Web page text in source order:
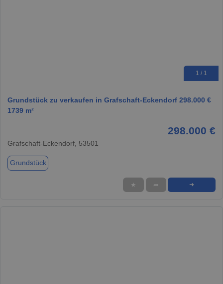
1 / 1
Grundstück zu verkaufen in Grafschaft-Eckendorf 298.000 €
1739 m²
298.000 €
Grafschaft-Eckendorf, 53501
Grundstück
★ ➦ ➜